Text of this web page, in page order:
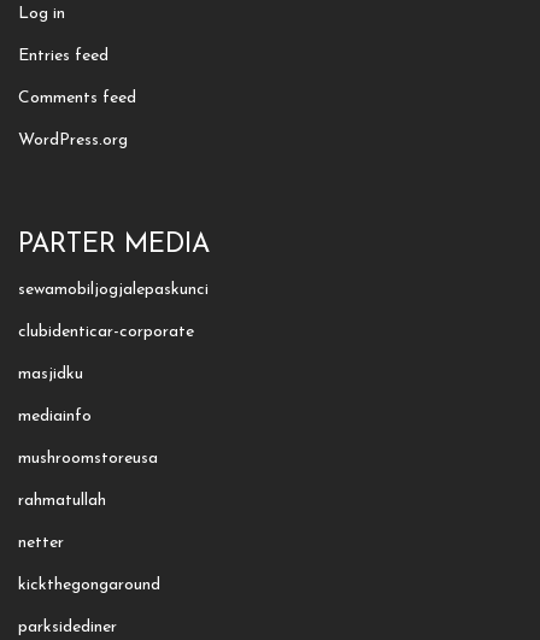
Log in
Entries feed
Comments feed
WordPress.org
PARTER MEDIA
sewamobiljogjalepaskunci
clubidenticar-corporate
masjidku
mediainfo
mushroomstoreusa
rahmatullah
netter
kickthegongaround
parksidediner